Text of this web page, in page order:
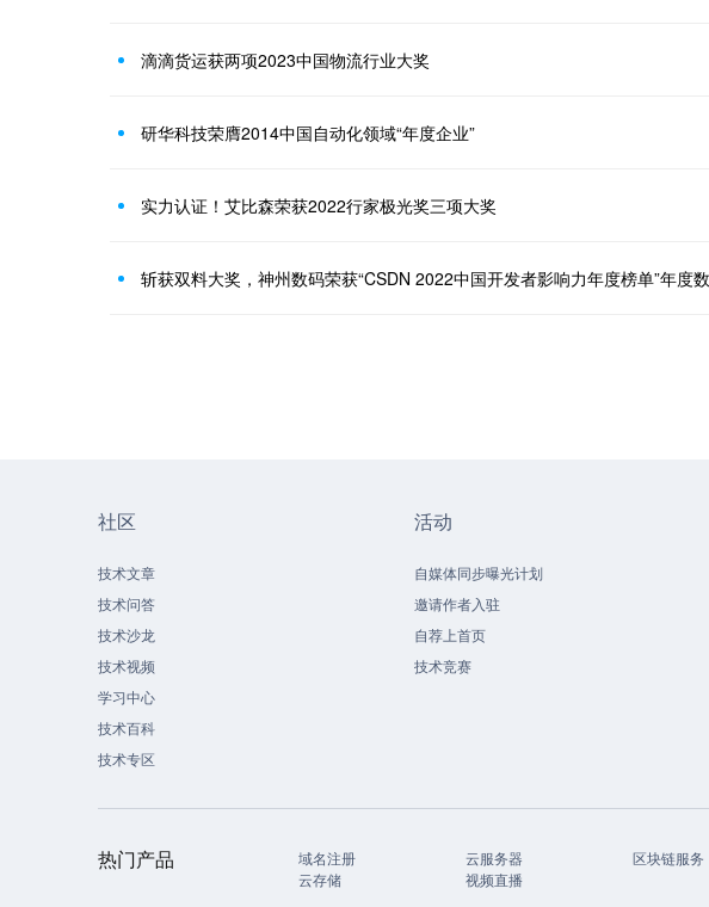
滴滴货运获两项2023中国物流行业大奖
研华科技荣膺2014中国自动化领域“年度企业”
实力认证！艾比森荣获2022行家极光奖三项大奖
社区
技术文章
技术问答
技术沙龙
技术视频
学习中心
技术百科
技术专区
活动
自媒体同步曝光计划
邀请作者入驻
自荐上首页
技术竞赛
热门产品 域名注册 云服务器 区块链服务
云存储
视频直播